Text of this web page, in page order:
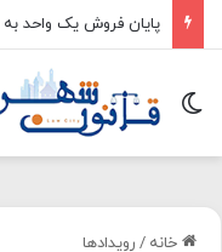
پایان فروش یک واحد به
تغییر پوسته
خانه / رویدادها